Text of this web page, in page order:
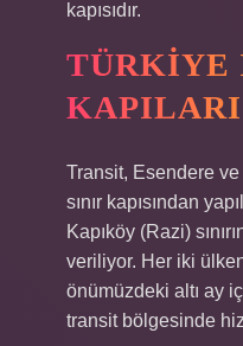
kapısıdır.
TÜRKIYE
KAPILARI
Transit, Esendere
sınır kapısından
Kapıköy (Razi)
veriliyor. Her iki
önümüzdeki altı ay
transit bölgesinde